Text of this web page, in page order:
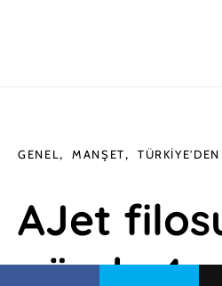
GENEL MANŞET TÜRKIYE'DEN
AJet
günde 4